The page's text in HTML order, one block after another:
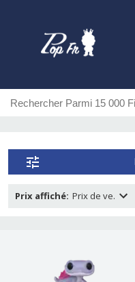
Prix affiché: Prix de ve.